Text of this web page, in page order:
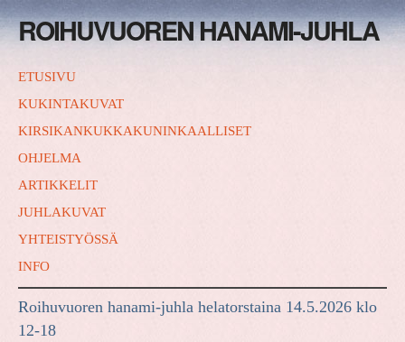
ROIHUVUOREN HANAMI-JUHLA
ETUSIVU
KUKINTAKUVAT
KIRSIKANKUKKAKUNINKAALLISET
OHJELMA
ARTIKKELIT
JUHLAKUVAT
YHTEISTYÖSSÄ
INFO
Roihuvuoren hanami-juhla helatorstaina 14.5.2026 klo
12-18